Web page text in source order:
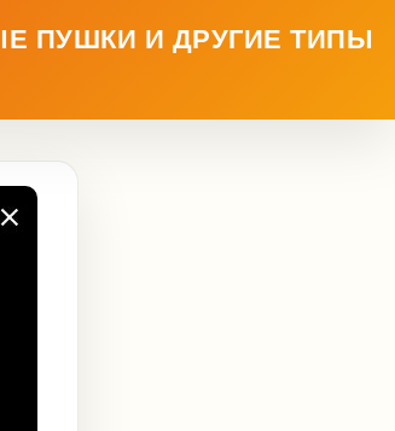
ПУШКИ И ДРУГИЕ ТИПЫ